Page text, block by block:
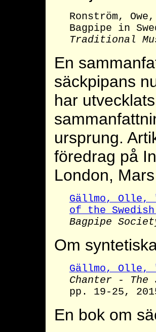
Ronström,
Bagpipe in
Traditional
En
säckpipans
har
ursprung.
föredrag på
London,
Gällmo, Olle,
of the
Bagpipe
Om
Gällmo, Olle,
Chanter -
pp. 19-25,
En bok om